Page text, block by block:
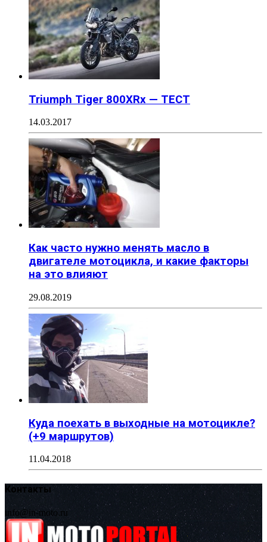
Triumph Tiger 800XRx — ТЕСТ
14.03.2017
Как часто нужно менять масло в
двигателе мотоцикла, и какие факторы
на это влияют
29.08.2019
Куда поехать в выходные на мотоцикле?
(+9 маршрутов)
11.04.2018
Контакты
info@in-moto.ru